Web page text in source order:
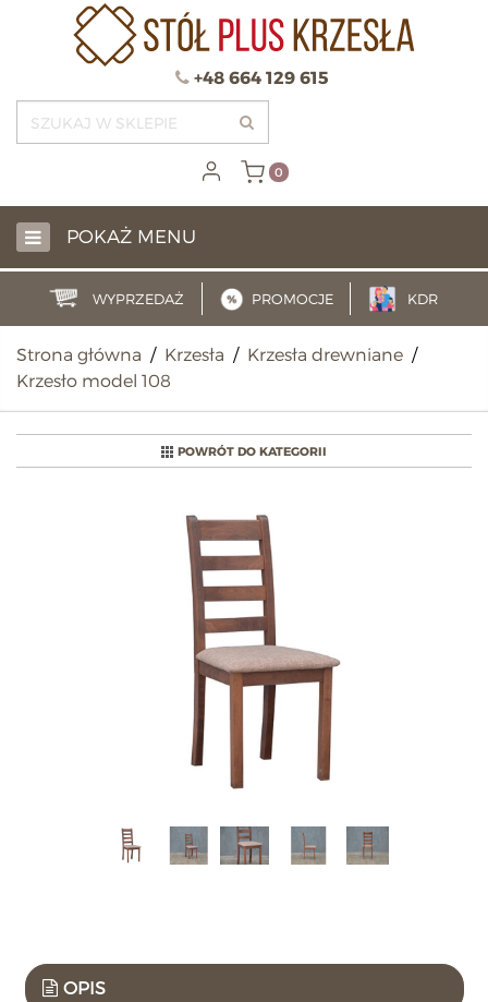
0
+48 664 129 615
POKAŻ MENU
WYPRZEDAŻ PROMOCJE KDR
Strona główna / Krzesła / Krzesła drewniane /
Krzesło model 108
POWRÓT DO KATEGORII
OPIS